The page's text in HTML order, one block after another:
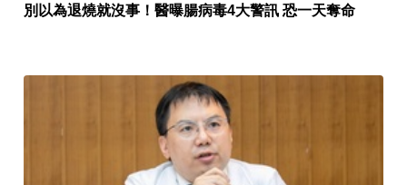
別以為退燒就沒事！醫曝腸病毒4大警訊 恐一天奪命